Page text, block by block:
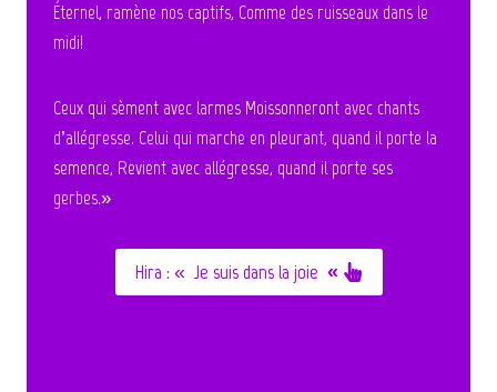
Éternel, ramène nos captifs, Comme des ruisseaux dans le
midi!
Ceux qui sèment avec larmes Moissonneront avec chants
d’allégresse. Celui qui marche en pleurant, quand il porte la
semence, Revient avec allégresse, quand il porte ses
gerbes.»
Hira : « Je suis dans la joie «